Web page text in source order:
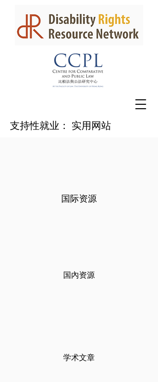
支持性就业： 实用网站
国际资源
国內资源
学术文章